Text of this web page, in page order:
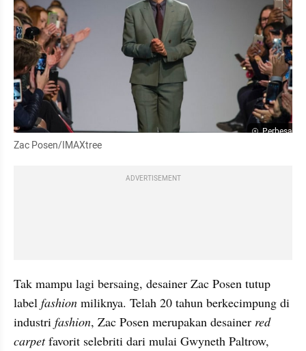
Perbesar
Zac Posen/IMAXtree
ADVERTISEMENT
Tak mampu lagi bersaing, desainer Zac Posen tutup
label fashion miliknya. Telah 20 tahun berkecimpung di
industri fashion, Zac Posen merupakan desainer red
carpet favorit selebriti dari mulai Gwyneth Paltrow,